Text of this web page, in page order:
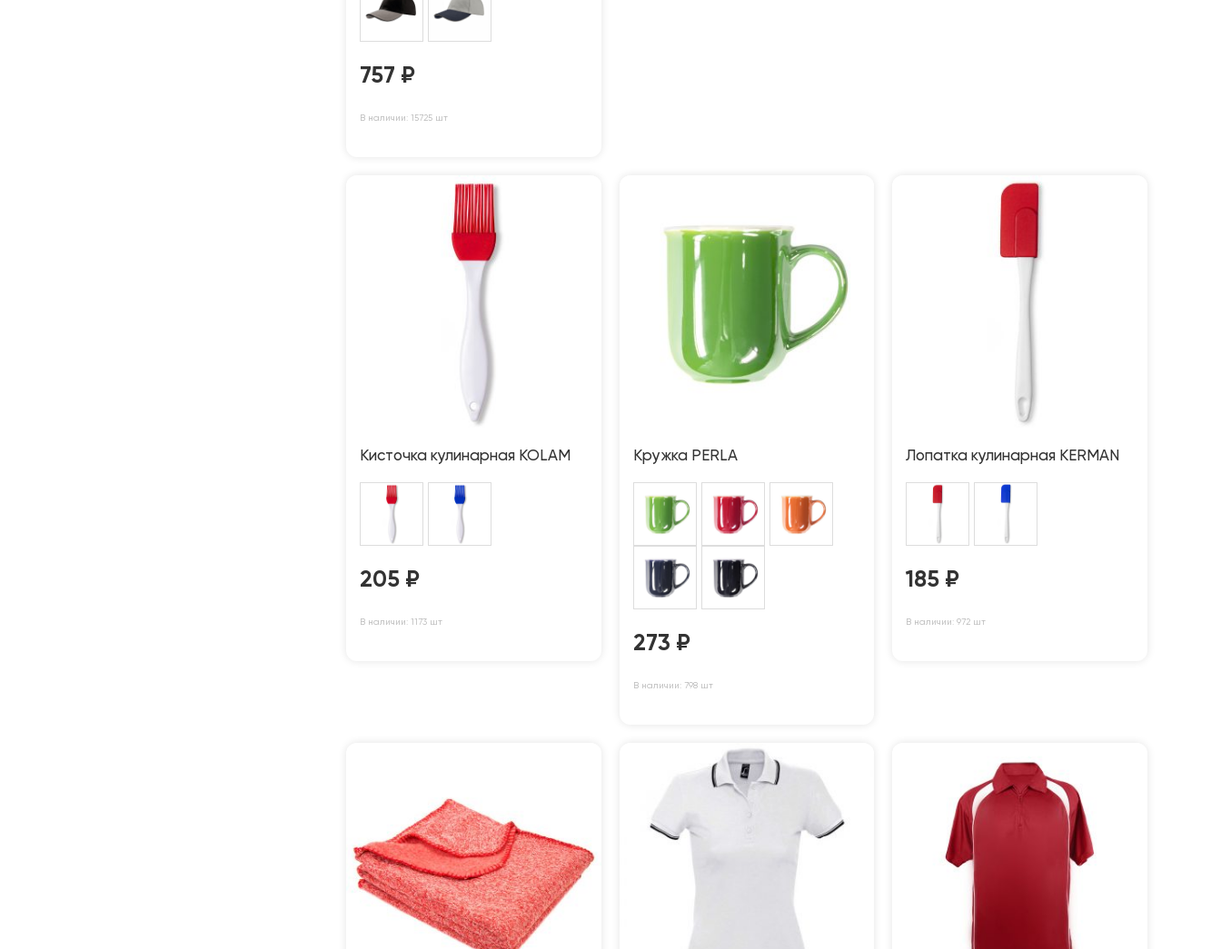
757 ₽
В наличии: 15725 шт
Кисточка кулинарная KOLAM
205 ₽
В наличии: 1173 шт
Кружка PERLA
273 ₽
В наличии: 798 шт
Лопатка кулинарная KERMAN
185 ₽
В наличии: 972 шт